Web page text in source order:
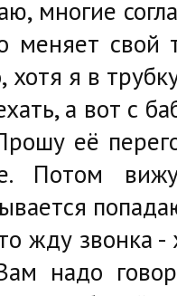
многие
меняет
хотя я в
а вот с
её
Потом
жду звонка
надо